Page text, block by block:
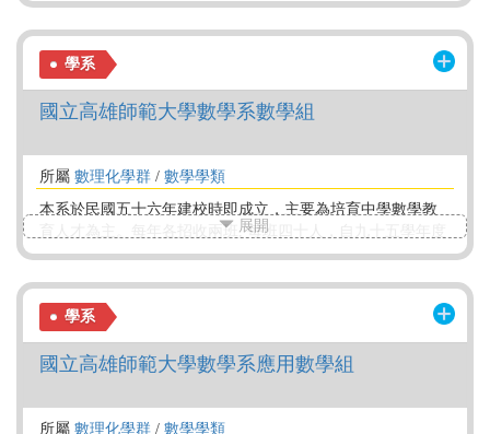
學系
國立高雄師範大學數學系數學組
所屬 數理化學群 / 數學學類
本系於民國五十六年建校時即成立，主要為培育中學數學教
育人才為主。每年各招收兩班, 每班四十人，自九十五學年度
起改為「 【 師資培育 】 」(畢業學分含教育學分為156學分)
128學分 ) 分流教學。歡迎您加入高師大數學系行列。
展開
學系
國立高雄師範大學數學系應用數學組
所屬 數理化學群 / 數學學類